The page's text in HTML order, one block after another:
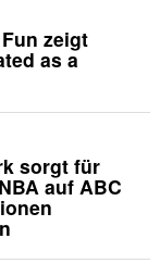
zeigt
as a
sorgt für
auf ABC